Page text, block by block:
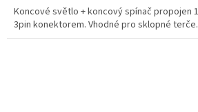
Koncové světlo + koncový spínač propojen
3pin konektorem. Vhodné pro sklopné terče.